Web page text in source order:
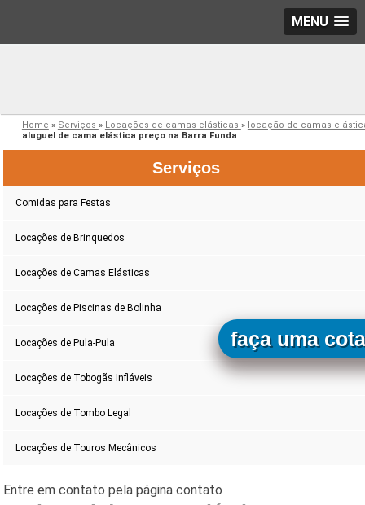
MENU
Home » Serviços » Locações de camas elásticas » locação de camas
aluguel de cama elástica preço na Barra Funda
Serviços
Comidas para Festas
Locações de Brinquedos
Locações de Camas Elásticas
Locações de Piscinas de Bolinha
Locações de Pula-Pula
Locações de Tobogãs Infláveis
Locações de Tombo Legal
Locações de Touros Mecânicos
faça uma